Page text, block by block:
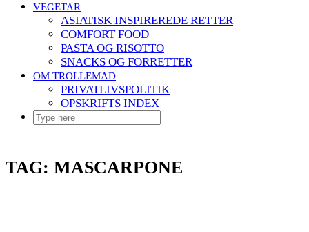
VEGETAR
ASIATISK INSPIREREDE RETTER
COMFORT FOOD
PASTA OG RISOTTO
SNACKS OG FORRETTER
OM TROLLEMAD
PRIVATLIVSPOLITIK
OPSKRIFTS INDEX
TAG: MASCARPONE